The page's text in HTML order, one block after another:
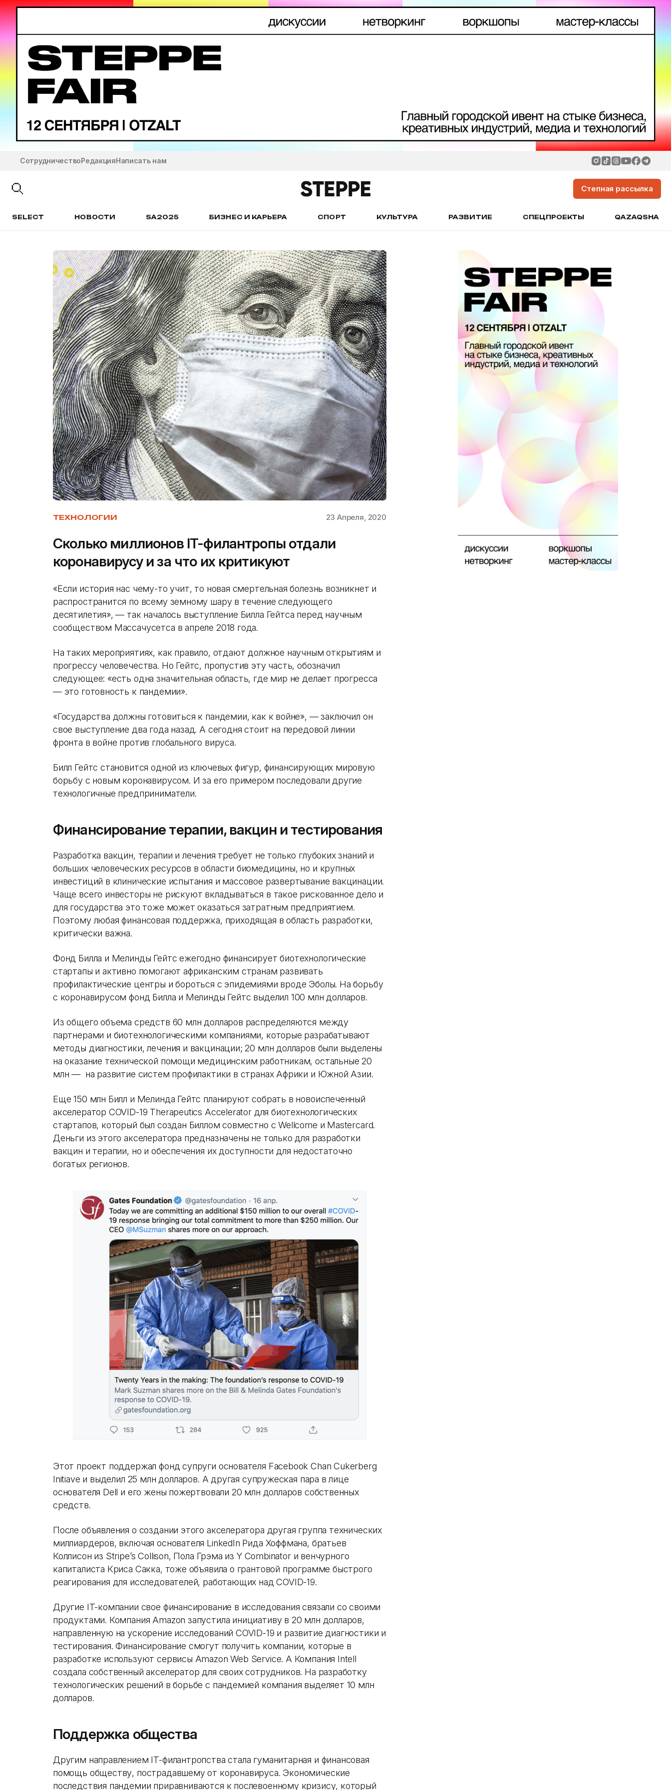
СотрудничествоРедакцияНаписать нам
Степная рассылка
SELECT НОВОСТИ SA2025 БИЗНЕС И КАРЬЕРА СПОРТ КУЛЬТУРА РАЗВИТИЕ СПЕЦПРОЕКТЫ QAZAQSHA
ТЕХНОЛОГИИ 23 Апреля, 2020
Сколько миллионов IT-филантропы отдали
коронавирусу и за что их критикуют
«Если история нас чему-то учит, то новая смертельная болезнь возникнет и
распространится по всему земному шару в течение следующего
десятилетия», — так началось выступление Билла Гейтса перед научным
сообществом Массачусетса в апреле 2018 года.
На таких мероприятиях, как правило, отдают должное научным открытиям и
прогрессу человечества. Но Гейтс, пропустив эту часть, обозначил
следующее: «есть одна значительная область, где мир не делает прогресса
— это готовность к пандемии».
«Государства должны готовиться к пандемии, как к войне», — заключил он
свое выступление два года назад. А сегодня стоит на передовой линии
фронта в войне против глобального вируса.
Билл Гейтс становится одной из ключевых фигур, финансирующих мировую
борьбу с новым коронавирусом. И за его примером последовали другие
технологичные предприниматели.
Финансирование терапии, вакцин и тестирования
Разработка вакцин, терапии и лечения требует не только глубоких знаний и
больших человеческих ресурсов в области биомедицины, но и крупных
инвестиций в клинические испытания и массовое развертывание вакцинации.
Чаще всего инвесторы не рискуют вкладываться в такое рискованное дело и
для государства это тоже может оказаться затратным предприятием.
Поэтому любая финансовая поддержка, приходящая в область разработки,
критически важна.
Фонд Билла и Мелинды Гейтс ежегодно финансирует биотехнологические
стартапы и активно помогают африканским странам развивать
профилактические центры и бороться с эпидемиями вроде Эболы. На борьбу
с коронавирусом фонд Билла и Мелинды Гейтс выделил 100 млн долларов.
Из общего объема средств 60 млн долларов распределяются между
партнерами и биотехнологическими компаниями, которые разрабатывают
методы диагностики, лечения и вакцинации; 20 млн долларов были выделены
на оказание технической помощи медицинским работникам, остальные 20
млн — на развитие систем профилактики в странах Африки и Южной Азии.
Еще 150 млн Билл и Мелинда Гейтс планируют собрать в новоиспеченный
акселератор COVID-19 Therapeutics Accelerator для биотехнологических
стартапов, который был создан Биллом совместно с Wellcome и Mastercard.
Деньги из этого акселератора предназначены не только для разработки
вакцин и терапии, но и обеспечения их доступности для недостаточно
богатых регионов.
Этот проект поддержал фонд супруги основателя Facebook Chan Cukerberg
Initiave и выделил 25 млн долларов. А другая супружеская пара в лице
основателя Dell и его жены пожертвовали 20 млн долларов собственных
средств.
После объявления о создании этого акселератора другая группа технических
миллиардеров, включая основателя LinkedIn Рида Хоффмана, братьев
Коллисон из Stripe’s Collison, Пола Грэма из Y Combinator и венчурного
капиталиста Криса Сакка, тоже объявила о грантовой программе быстрого
реагирования для исследователей, работающих над COVID-19.
Другие IT-компании свое финансирование в исследования связали со своими
продуктами. Компания Amazon запустила инициативу в 20 млн долларов,
направленную на ускорение исследований COVID-19 и развитие диагностики и
тестирования. Финансирование смогут получить компании, которые в
разработке используют сервисы Amazon Web Service. А Компания Intell
создала собственный акселератор для своих сотрудников. На разработку
технологических решений в борьбе с пандемией компания выделяет 10 млн
долларов.
Поддержка общества
Другим направлением IT-филантропства стала гуманитарная и финансовая
помощь обществу, пострадавшему от коронавируса. Экономические
последствия пандемии приравниваются к послевоенному кризису, который